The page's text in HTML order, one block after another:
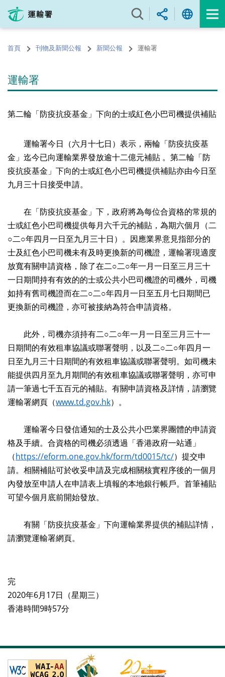
內
的首頁 刊物及新聞公報 新聞公報 運輸署
運輸署
第二輪「防疫抗疫基金」下向的士或紅色小巴司機提供補貼
運輸署今日（六月十七日）表示，兩輪「防疫抗疫基
金」迄今已向運輸業界發放逾十二億元補貼 。第二輪「防
疫抗疫基金」下向的士或紅色小巴司機提供補貼亦由今日至
九月三十日接受申請。
在「防疫抗疫基金」下，政府將為每位合資格的常規的
士或紅色小巴司機提供每月六千元的補貼，為期六個月（二
○二○年四月一日至九月三十日）。因應業界意見指部分的
士及紅色小巴司機未有及時更換新的司機證，運輸署現適度
放寬有關申請資格，除了在二○二○年一月一日至三月三十
一日期間持有有效的的士或公共小巴司機證的司機外，司機
如持有舊司機證而在二○二○年四月一日至五月七日期間已
更換新的司機證，亦可被接納為符合申請資格。
此外，司機亦須持有二○二○年一月一日至三月三十一
日期間的有效租車協議或聯署聲明，以及二○二○年四月一
日至九月三十日期間的有效租車協議或聯署聲明。如司機未
能提供四月至九月期間的有效租車協議或聯署聲明，亦可申
請一筆過七千五百元的補貼。有關申請資格及詳情，請瀏覽
運輸署網頁（www.td.gov.hk）。
運輸署今日發信通知的士及公共小巴業界團體的申請資
格及手續。合資格的司機必須透過「香港政府一站通」
（https://eform.one.gov.hk/form/td0015/tc/）提交申
請。相關補貼可於收妥申請及完成相關核實程序後的一個月
內發放至申請人在申請表上填報的本地銀行帳戶。首筆補貼
可望今個月底前開始發放。
有關「防疫抗疫基金」下向運輸業界提供的補貼詳情，
請瀏覽運輸署網頁。
完
2020年6月17日（星期三）
香港時間9時57分